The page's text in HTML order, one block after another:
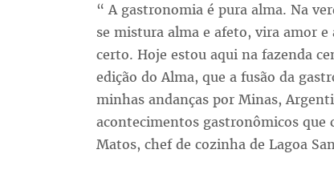
“ A gastronomia é pura alma. Na
se mistura alma e afeto, vira amor
certo. Hoje estou aqui na fazenda
edição do Alma, que a fusão da
minhas andanças por Minas,
acontecimentos gastronômicos
Matos, chef de cozinha de Lagoa